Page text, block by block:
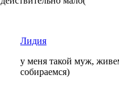
Лидия
у меня такой муж,
собираемся)